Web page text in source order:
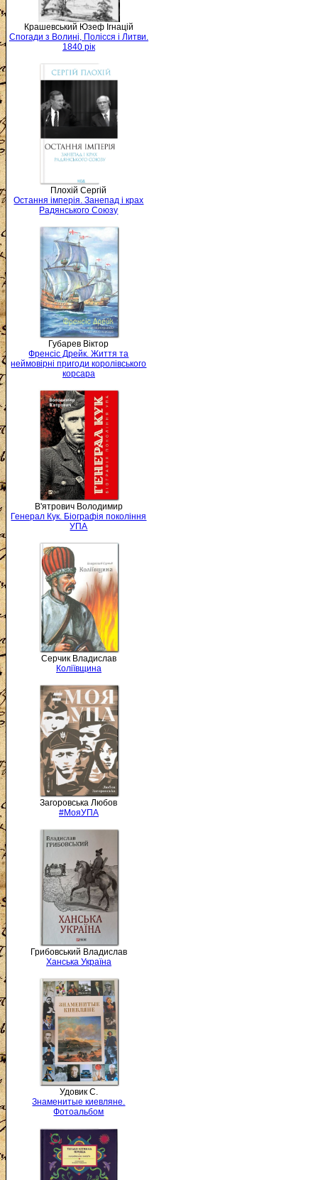
Крашевський Юзеф Ігнацій
Спогади з Волині, Полісся і Литви.
1840 рік
Плохій Сергій
Остання імперія. Занепад і крах
Радянського Союзу
Губарев Віктор
Френсіс Дрейк. Життя та
неймовірні пригоди королівського
корсара
В'ятрович Володимир
Генерал Кук. Біографія покоління
УПА
Серчик Владислав
Коліївщина
Загоровська Любов
#МояУПА
Грибовський Владислав
Ханська Україна
Удовик С.
Знаменитые киевляне.
Фотоальбом